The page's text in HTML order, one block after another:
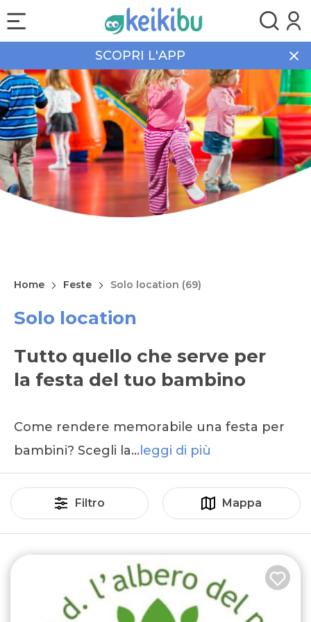
SCOPRI L'APP
Home Feste Solo location (69)
Solo location
Tutto quello che serve per
la festa del tuo bambino
Come rendere memorabile una festa per
bambini? Scegli la… leggi di più
Filtro Mappa